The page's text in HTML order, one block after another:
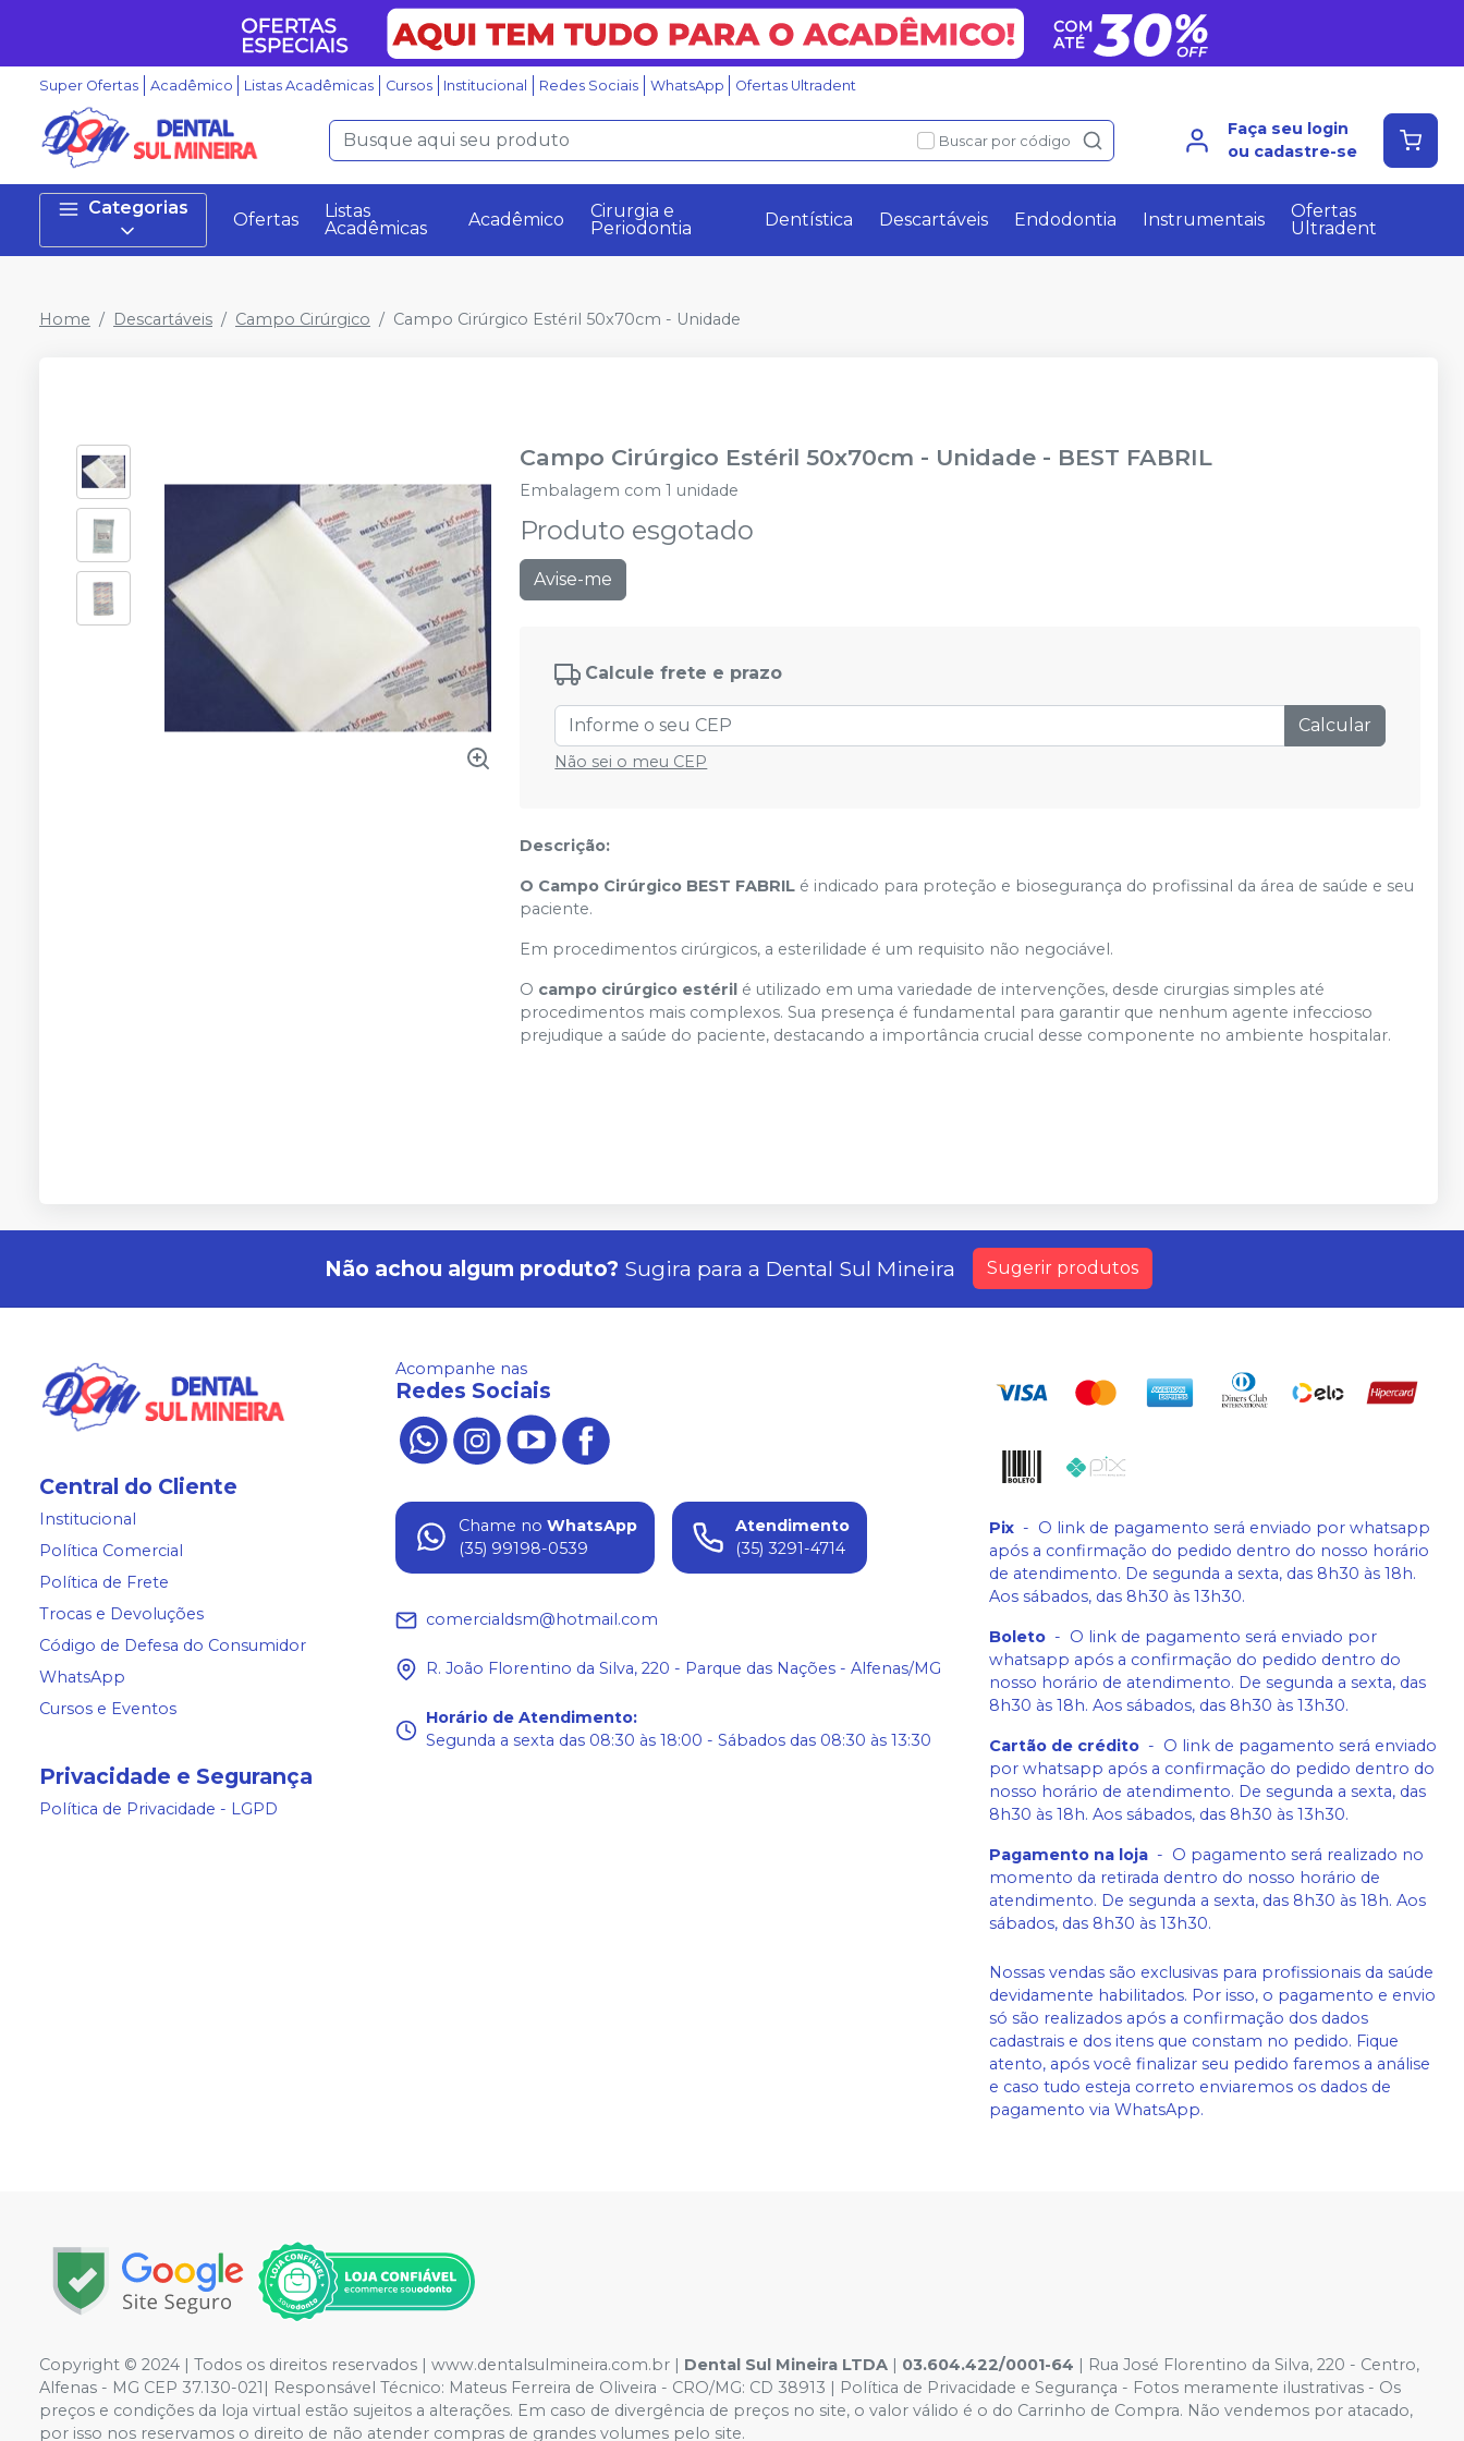
Super Ofertas Acadêmico Listas Acadêmicas Cursos Institucional Redes Sociais WhatsApp Ofertas Ultradent
Buscar por código
Faça seu login
ou cadastre-se
Categorias
Ofertas
Listas
Acadêmicas
Acadêmico
Cirurgia e
Periodontia
Dentística Descartáveis Endodontia Instrumentais
Ofertas
Ultradent
Home Descartáveis Campo Cirúrgico Campo Cirúrgico Estéril 50x70cm - Unidade
Campo Cirúrgico Estéril 50x70cm - Unidade - BEST FABRIL
Embalagem com 1 unidade
Produto esgotado
Avise-me
Calcule frete e prazo
Calcular
Não sei o meu CEP
Descrição:
O Campo Cirúrgico BEST FABRIL é indicado para proteção e biosegurança do profissinal da área de saúde e seu
paciente.
Em procedimentos cirúrgicos, a esterilidade é um requisito não negociável.
O campo cirúrgico estéril é utilizado em uma variedade de intervenções, desde cirurgias simples até
procedimentos mais complexos. Sua presença é fundamental para garantir que nenhum agente infeccioso
prejudique a saúde do paciente, destacando a importância crucial desse componente no ambiente hospitalar.
Não achou algum produto? Sugira para a Dental Sul Mineira Sugerir produtos
Central do Cliente
Institucional
Política Comercial
Política de Frete
Trocas e Devoluções
Código de Defesa do Consumidor
WhatsApp
Cursos e Eventos
Privacidade e Segurança
Política de Privacidade - LGPD
Acompanhe nas
Redes Sociais
Chame no WhatsApp
(35) 99198-0539
Atendimento
(35) 3291-4714
comercialdsm@hotmail.com
R. João Florentino da Silva, 220 - Parque das Nações - Alfenas/MG
Horário de Atendimento:
Segunda a sexta das 08:30 às 18:00 - Sábados das 08:30 às 13:30
Pix - O link de pagamento será enviado por whatsapp
após a confirmação do pedido dentro do nosso horário
de atendimento. De segunda a sexta, das 8h30 às 18h.
Aos sábados, das 8h30 às 13h30.
Boleto - O link de pagamento será enviado por
whatsapp após a confirmação do pedido dentro do
nosso horário de atendimento. De segunda a sexta, das
8h30 às 18h. Aos sábados, das 8h30 às 13h30.
Cartão de crédito - O link de pagamento será enviado
por whatsapp após a confirmação do pedido dentro do
nosso horário de atendimento. De segunda a sexta, das
8h30 às 18h. Aos sábados, das 8h30 às 13h30.
Pagamento na loja - O pagamento será realizado no
momento da retirada dentro do nosso horário de
atendimento. De segunda a sexta, das 8h30 às 18h. Aos
sábados, das 8h30 às 13h30.
Nossas vendas são exclusivas para profissionais da saúde
devidamente habilitados. Por isso, o pagamento e envio
só são realizados após a confirmação dos dados
cadastrais e dos itens que constam no pedido. Fique
atento, após você finalizar seu pedido faremos a análise
e caso tudo esteja correto enviaremos os dados de
pagamento via WhatsApp.
Copyright © 2024 | Todos os direitos reservados | www.dentalsulmineira.com.br | Dental Sul Mineira LTDA 03.604.422/0001-64 | Rua José Florentino da Silva, 220 - Centro,
Alfenas - MG CEP 37.130-021| Responsável Técnico: Mateus Ferreira de Oliveira - CRO/MG: CD 38913 | Política de Privacidade e Segurança - Fotos meramente ilustrativas - Os
preços e condições da loja virtual estão sujeitos a alterações. Em caso de divergência de preços no site, o valor válido é o do Carrinho de Compra. Não vendemos por atacado,
por isso nos reservamos o direito de não atender compras de grandes volumes pelo site.